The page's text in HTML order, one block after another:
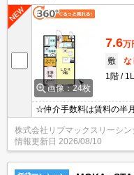
画像：24枚
7.6万
敷
な
1階
☆仲介手数料は賃料の半
料☆ALSOKホームセキュ
き機能・温水洗浄便座・
実☆都市ガスで光熱費を
株式会社リブマックスリーシン
情報更新日 2026/08/10